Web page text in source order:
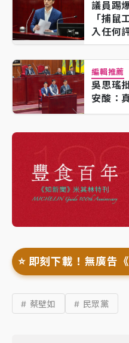
議員踢
「捕鼠
入任何
編輯推薦
吳思瑤
安酸：
⭐️ 即刻下載！無廣告
# 蔡壁如 # 民眾黨